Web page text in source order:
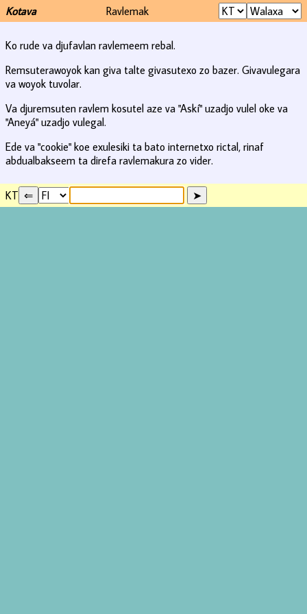
Kotava Ravlemak
Ko rude va djufavlan ravlemeem rebal.
Remsuterawoyok kan giva talte givasutexo zo bazer. Givavulegara
va woyok tuvolar.
Va djuremsuten ravlem kosutel aze va "Askí" uzadjo vulel oke va
"Aneyá" uzadjo vulegal.
Ede va "cookie" koe exulesiki ta bato internetxo rictal, rinaf
abdualbakseem ta direfa ravlemakura zo vider.
KT